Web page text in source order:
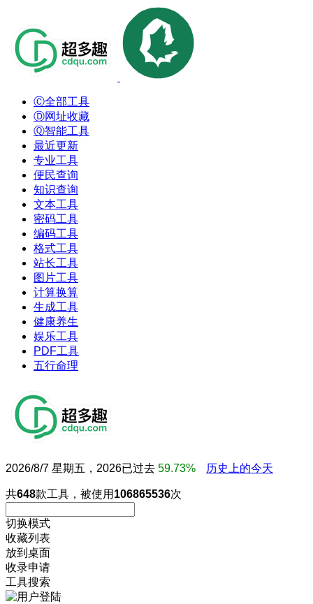
Ⓒ全部工具
Ⓓ网址收藏
Ⓠ智能工具
最近更新
专业工具
便民查询
知识查询
文本工具
密码工具
编码工具
格式工具
站长工具
图片工具
计算换算
生成工具
健康养生
娱乐工具
PDF工具
五行命理
2026/8/7 星期五，2026已过去 59.73% 历史上的今天
共648款工具，被使用 106865536次
切换模式
收藏列表
放到桌面
收录申请
工具搜索